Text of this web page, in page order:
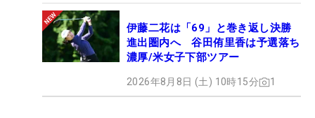
伊藤二花は「69」と巻き返し決勝
進出圏内へ 谷田侑里香は予選落ち
濃厚/米女子下部ツアー
2026年8月8日 (土) 10時15分 1